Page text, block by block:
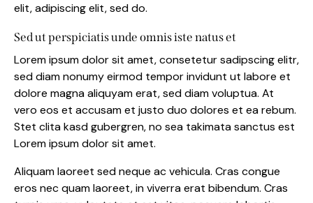
elit, adipiscing elit, sed do.
Sed ut perspiciatis unde omnis iste natus et
Lorem ipsum dolor sit amet, consetetur sadipscing elitr,
sed diam nonumy eirmod tempor invidunt ut labore et
dolore magna aliquyam erat, sed diam voluptua. At
vero eos et accusam et justo duo dolores et ea rebum.
Stet clita kasd gubergren, no sea takimata sanctus est
Lorem ipsum dolor sit amet.
Aliquam laoreet sed neque ac vehicula. Cras congue
eros nec quam laoreet, in viverra erat bibendum. Cras